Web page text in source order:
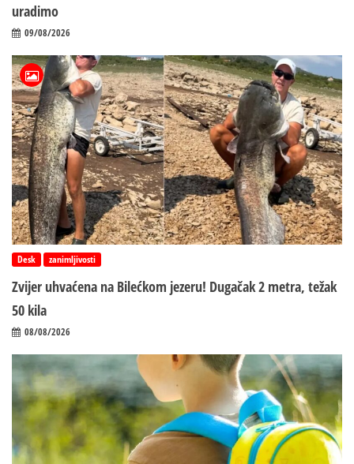
uradimo
09/08/2026
Desk zanimljivosti
Zvijer uhvaćena na Bilećkom jezeru! Dugačak 2 metra, težak
50 kila
08/08/2026